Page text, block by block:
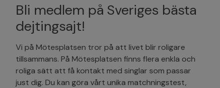
Bli medlem på Sveriges bästa
dejtingsajt!
Vi på Mötesplatsen tror på att livet blir roligare
tillsammans. På Mötesplatsen finns flera enkla och
roliga sätt att få kontakt med singlar som passar
just dig. Du kan göra vårt unika matchningstest,